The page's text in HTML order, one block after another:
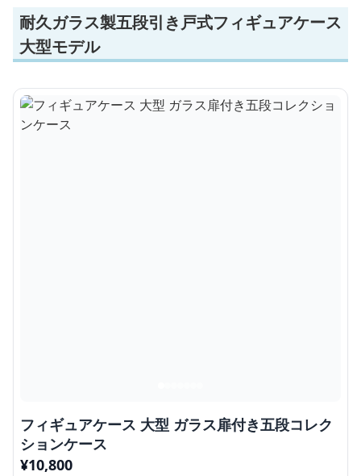
耐久ガラス製五段引き戸式フィギュアケース
大型モデル
フィギュアケース 大型 ガラス扉付き五段コレク
ションケース
¥10,800